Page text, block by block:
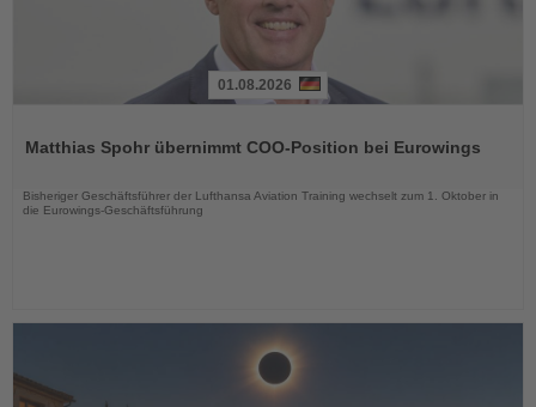
die
01.08.2026
Matthias Spohr übernimmt COO-Position bei Eurowings
Bisheriger Geschäftsführer der Lufthansa Aviation Training wechselt zum 1. Oktober in
die Eurowings-Geschäftsführung